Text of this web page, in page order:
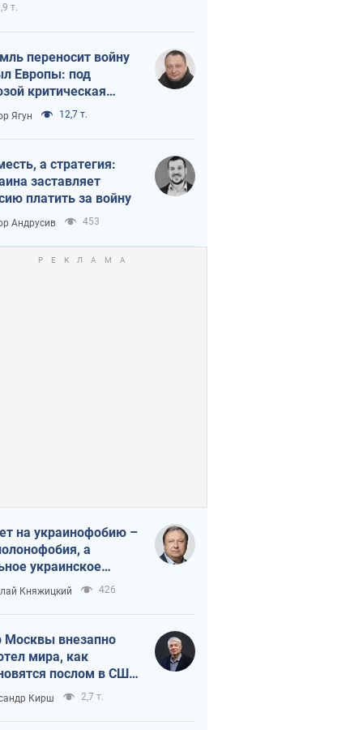
т.
переносит войну
Европы: под
критическая
Ягун 12,7 т.
а стратегия:
заставляет
платить за войну
Андрусив 453
на украинофобию –
а
украинское
Княжицкий 426
Москвы внезапно
мира, как
послом в США
украинские топ-
Кирш 2,7 т.